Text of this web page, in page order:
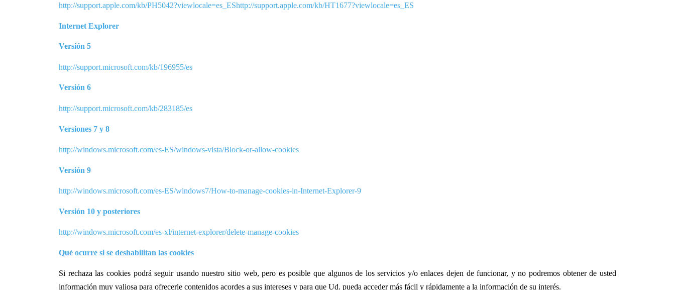
http://support.apple.com/kb/PH5042?viewlocale=es_EShttp://support.apple.com/kb/HT1677?viewlocale=es_ES
Internet Explorer
Versión 5
http://support.microsoft.com/kb/196955/es
Versión 6
http://support.microsoft.com/kb/283185/es
Versiones 7 y 8
http://windows.microsoft.com/es-ES/windows-vista/Block-or-allow-cookies
Versión 9
http://windows.microsoft.com/es-ES/windows7/How-to-manage-cookies-in-Internet-Explorer-9
Versión 10 y posteriores
http://windows.microsoft.com/es-xl/internet-explorer/delete-manage-cookies
Qué ocurre si se deshabilitan lascookies
Si rechaza las cookiespodrá seguir usando nuestro sitio web, pero es posible que algunos de los servicios y/o enlaces dejen de funcionar, y no podremos obtener de usted
información muy valiosa para ofrecerle contenidos acordes a sus intereses y para que Ud. pueda acceder más fácil y rápidamente a la información de su interés.